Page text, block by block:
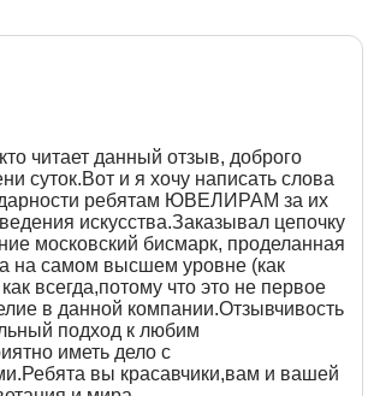
читает данный отзыв, доброго
суток.Вот и я хочу написать слова
ребятам ЮВЕЛИРАМ за их
искусства.Заказывал цепочку
московский бисмарк, проделанная
на самом высшем уровне (как
всегда,потому что это не первое
в данной компании.Отзывчивость
подход к любим
иметь дело с
вы красавчики,вам и вашей